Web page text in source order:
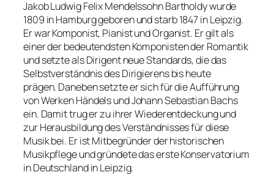
Jakob Ludwig Felix Mendelssohn Bartholdy wurde
1809 in Hamburg geboren und starb 1847 in Leipzig.
Er war Komponist, Pianist und Organist. Er gilt als
einer der bedeutendsten Komponisten der Romantik
und setzte als Dirigent neue Standards, die das
Selbstverständnis des Dirigierens bis heute
prägen. Daneben setzte er sich für die Aufführung
von Werken Händels und Johann Sebastian Bachs
ein. Damit trug er zu ihrer Wiederentdeckung und
zur Herausbildung des Verständnisses für diese
Musik bei. Er ist Mitbegründer der historischen
Musikpflege und gründete das erste Konservatorium
in Deutschland in Leipzig.